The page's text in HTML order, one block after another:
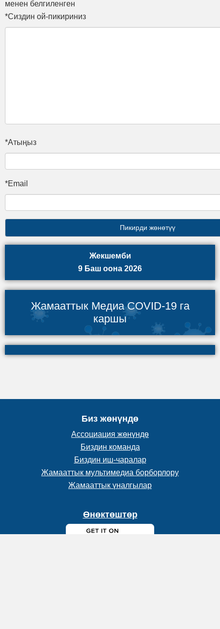
менен белгиленген
*Сиздин ой-пикириниз
*Атыңыз
*Email
Жекшемби
9 Баш оона 2026
Жамааттык Медиа COVID-19 га
каршы
Биз жөнүндө
Ассоциация жөнүндө
Биздин команда
Биздин иш-чаралар
Жамааттык мультимедиа борборлору
Жамааттык үналгылар
Өнөктөштөр